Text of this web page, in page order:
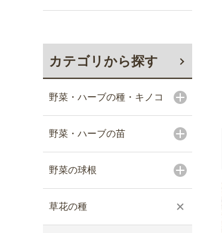
カテゴリから探す
野菜・ハーブの種・キノコ
野菜・ハーブの苗
野菜の球根
草花の種